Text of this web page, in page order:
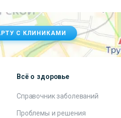
С КЛИНИКАМИ
Всё о здоровье
Справочник заболеваний
Проблемы и решения